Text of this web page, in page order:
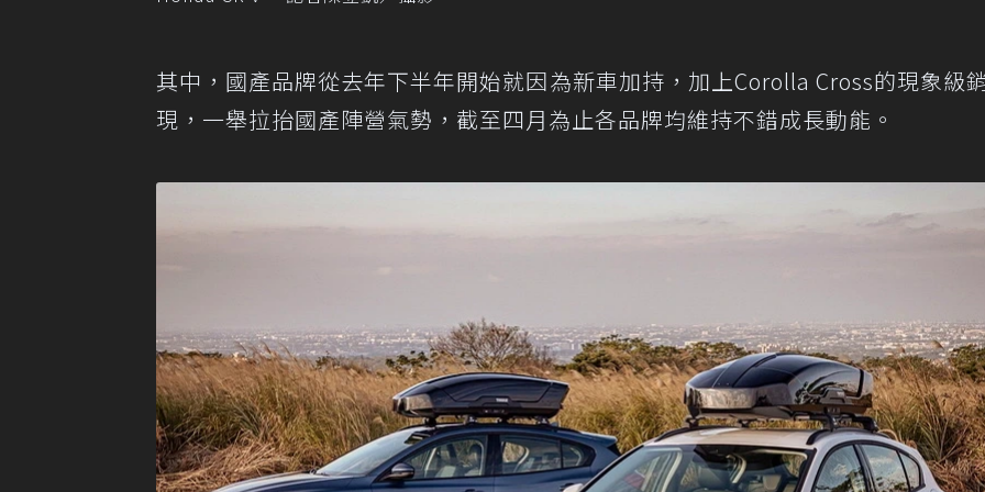
其中，國產品牌從去年下半年開始就因為新車加持，加上Corolla Cross的現象級
現，一舉拉抬國產陣營氣勢，截至四月為止各品牌均維持不錯成長動能。